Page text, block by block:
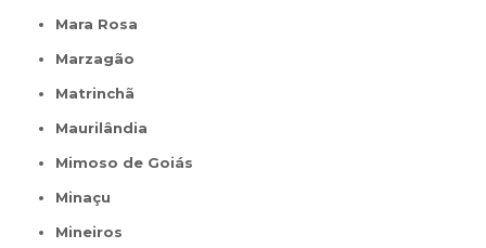
Mara Rosa
Marzagão
Matrinchã
Maurilândia
Mimoso de Goiás
Minaçu
Mineiros